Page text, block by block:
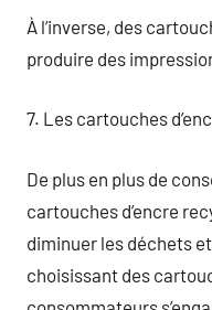
À l’inverse, des
produire des
7. Les cartouches
De plus en plus de
cartouches d’encre
diminuer les déchets
choisissant des